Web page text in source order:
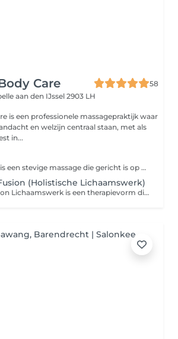
Care
58
aan den IJssel 2903 LH
is een professionele massagepraktijk waar
en welzijn centraal staan, met als
in...
Een sportmassage is een stevige massage die gericht is op het verbeteren van de conditie van de spieren en het bevorderen van herstel. Deze massage is geschikt voor zowel sporters als mensen met gespannen of overbelaste spieren. Voordelen Vermindert spierpijn en spierspanning. Stimuleert de doorbloeding en het herstel van de spieren. Helpt blessures te voorkomen en ondersteunt het herstel na lichamelijke inspanning. Verbetert de flexibiliteit en bewegingsvrijheid. Bij Jubitana's Body Care kunt u kiezen voor een behandeling van 60 of 90 minuten, afgestemd op uw persoonlijke wensen en behoeften. Intensiteit van graad 1 t/m 5 - 1 Zeer zacht - 2 Zacht - 3 Licht stevig - 4 Medium stevig - 5 Zeer stevig Varieert een sportmassage tussen intensiteit 3 - 5.
(Holistische Lichaamswerk)
Sportmassage Fusion Lichaamswerk is een therapievorm die elementen van verschillende massagetechnieken combineert, met de nadruk op het verbeteren van de mobiliteit, het verminderen van spierspanning en het bevorderen van herstel na fysieke inspanning. Het richt zich zowel op het lichaam als de geest, door verschillende benaderingen van massage, stretching en energetisch werk samen te brengen. Welke behandeling wordt er toegepast? De behandeling bestaat uit een mix van technieken die specifiek zijn aangepast aan de behoeften van de cliënt, vaak op basis van sportieve belasting, fysieke klachten of spierspanning. De gebruikte technieken kunnen onder andere het volgende omvatten: - Sportmassage: dieper werk met focus op specifieke spiergroepen om spanning, verklevingen en pijn te verlichten. - Triggerpointtherapie: gericht op het verlichten van spierknopen door druk uit te oefenen op specifieke punten. - Myofasciale technieken: het werken op het bindweefsel (fascia) om de beweeglijkheid te verbeteren en blokkades op te lossen. - Rek- en mobilisatietechnieken: om de flexibiliteit te vergroten en gewrichten soepeler te maken. - Aromatherapie of energetisch werk (afhankelijk van de praktijk) om de ontspanning te bevorderen en het herstel te versnellen. Wat Sportmassage Fusion Lichaamswerk uniek maakt, is de holistische benadering: het combineert fysieke technieken met energetische benaderingen en aandacht voor de geestelijke toestand van de cliënt. Dit maakt het bijzonder geschikt voor mensen die zowel fysieke klachten ervaren als stress of mentale spanning willen verminderen. Het wordt vaak toegepast bij mensen met een actieve levensstijl, maar ook bij mensen die last hebben van chronische klachten of overbelasting. Intensiteit van graad 1 t/m 5 - 1 Zeer zacht - 2 Zacht - 3 Licht stevig - 4 Medium stevig - 5 Zeer stevig Varieert een Sportmassage Fusion tussen intensiteit 2 - 4.